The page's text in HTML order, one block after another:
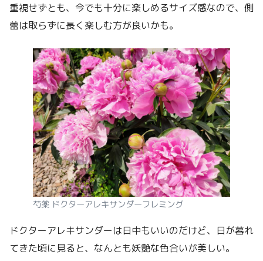
重視せずとも、今でも十分に楽しめるサイズ感なので、側
蕾は取らずに長く楽しむ方が良いかも。
芍薬 ドクターアレキサンダーフレミング
ドクターアレキサンダーは日中もいいのだけど、日が暮れ
てきた頃に見ると、なんとも妖艶な色合いが美しい。